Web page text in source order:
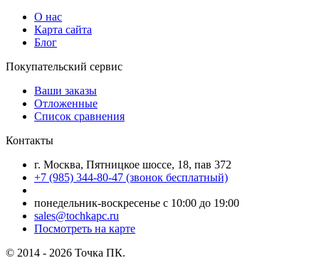
О нас
Карта сайта
Блог
Покупательский сервис
Ваши заказы
Отложенные
Список сравнения
Контакты
г. Москва, Пятницкое шоссе, 18, пав 372
+7 (985) 344-80-47 (звонок бесплатный)
понедельник-воскресенье с 10:00 до 19:00
sales@tochkapc.ru
Посмотреть на карте
© 2014 - 2026 Точка ПК.